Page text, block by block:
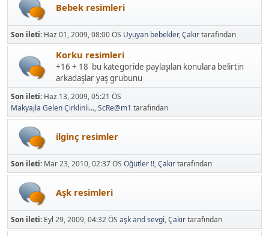
Bebek resimleri
Son ileti: Haz 01, 2009, 08:00 ÖS Uyuyan bebekler,Çakırtarafından
Korku resimleri
+16 + 18 bu kategoride paylaşılan konulara belirtin
arkadaşlar yaş grubunu
Son ileti: Haz 13, 2009, 05:21 ÖS
Makyajla Gelen Çirklinli...,ScRe@m1 tarafından
ilginç resimler
Son ileti: Mar 23, 2010, 02:37 ÖS ,Çakırtarafından
Aşk resimleri
Son ileti: Eyl 29, 2009, 04:32 ÖS aşk and sevgi,Çakırtarafından